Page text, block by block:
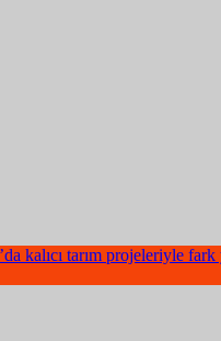
kalıcı tarım projeleriyle fark